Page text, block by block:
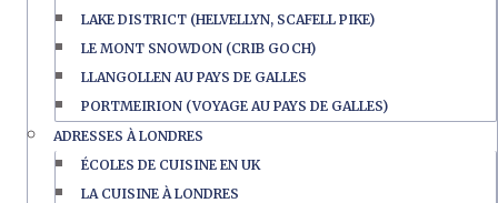
LAKE DISTRICT (HELVELLYN, SCAFELL PIKE)
LE MONT SNOWDON (CRIB GOCH)
LLANGOLLEN AU PAYS DE GALLES
PORTMEIRION (VOYAGE AU PAYS DE GALLES)
ADRESSES À LONDRES
ÉCOLES DE CUISINE EN UK
LA CUISINE À LONDRES